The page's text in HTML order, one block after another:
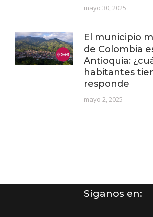
mayo 30, 2025
El municipio
de Colombia
Antioquia:
habitantes
responde
mayo 2, 2025
Síganos en: